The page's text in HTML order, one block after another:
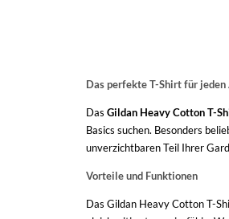
Das perfekte T-Shirt für jeden
Das Gildan Heavy Cotton T-
Basics suchen. Besonders
unverzichtbaren Teil Ihrer
Vorteile und Funktionen
Das Gildan Heavy Cotton T-